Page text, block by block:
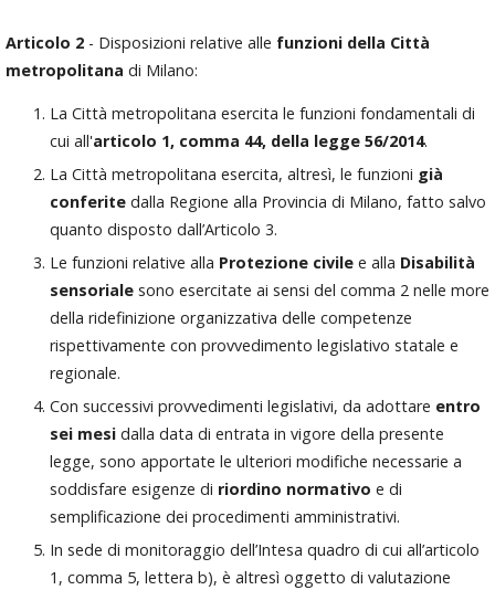
Articolo 2 - Disposizioni relative alle funzioni della Città
metropolitana di Milano:
La Città metropolitana esercita le funzioni fondamentali di
cui all'articolo 1, comma 44, della legge 56/2014.
La Città metropolitana esercita, altresì, le funzioni già
conferite dalla Regione alla Provincia di Milano, fatto salvo
quanto disposto dall’Articolo 3.
Le funzioni relative alla Protezione civile e alla Disabilità
sensoriale sono esercitate ai sensi del comma 2 nelle more
della ridefinizione organizzativa delle competenze
rispettivamente con provvedimento legislativo statale e
regionale.
Con successivi provvedimenti legislativi, da adottare entro
sei mesi dalla data di entrata in vigore della presente
legge, sono apportate le ulteriori modifiche necessarie a
soddisfare esigenze di riordino normativo e di
semplificazione dei procedimenti amministrativi.
In sede di monitoraggio dell’Intesa quadro di cui all’articolo
1, comma 5, lettera b), è altresì oggetto di valutazione